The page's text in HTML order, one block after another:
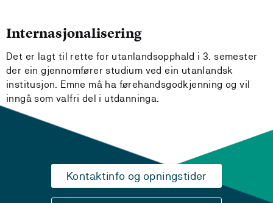
Internasjonalisering
Det er lagt til rette for utanlandsopphald i 3. semester
der ein gjennomfører studium ved ein utanlandsk
institusjon. Emne må ha førehandsgodkjenning og vil
inngå som valfri del i utdanninga.
Kontaktinfo og opningstider